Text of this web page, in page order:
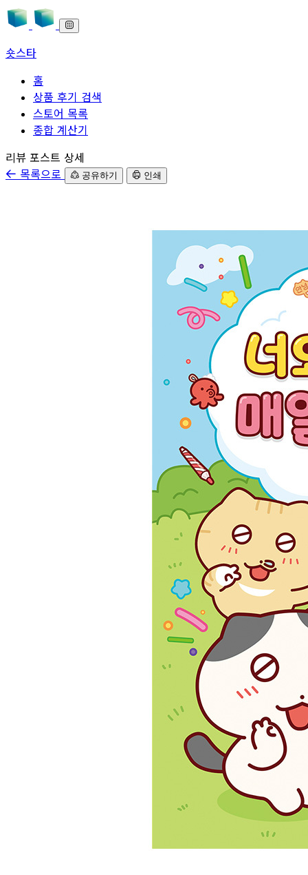
숏스타
홈
상품 후기 검색
스토어 목록
종합 계산기
본문으로 바로가기
리뷰 포스트 상세
목록으로
공유하기 인쇄